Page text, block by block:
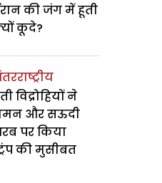
की जंग में हूती
कूदे?
विद्रोहियों ने
और सऊदी
पर किया
की मुसीबत